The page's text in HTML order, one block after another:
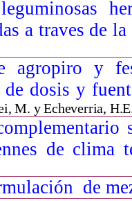
a traves de
agropiro y
de dosis y
M. y Echeverria,
de clima
de